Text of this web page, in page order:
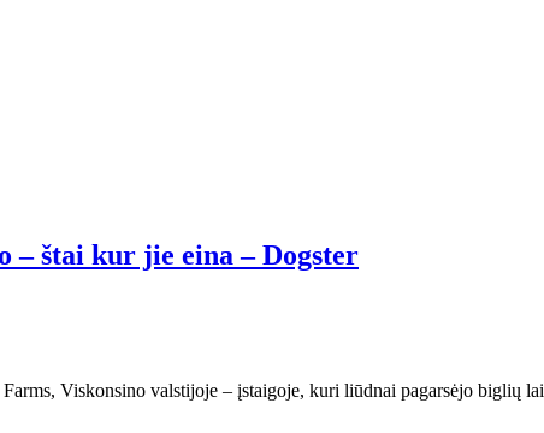
– štai kur jie eina – Dogster
Farms, Viskonsino valstijoje – įstaigoje, kuri liūdnai pagarsėjo